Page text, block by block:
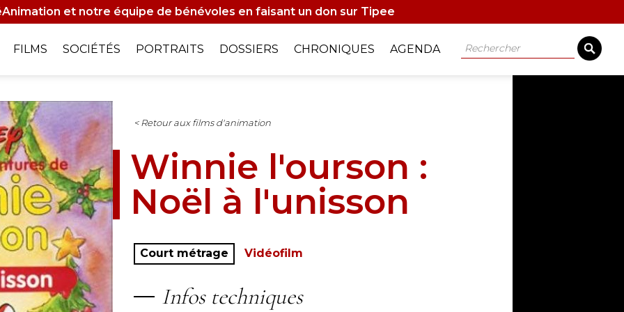
et notre équipe de bénévoles en faisant un don sur Tipee
FILMS SOCIÉTÉS PORTRAITS DOSSIERS CHRONIQUES AGENDA Rechercher
< Retour aux films d'animation
Winnie l'ourson :
Noël à l'unisson
Court métrage Vidéofilm
Infos techniques